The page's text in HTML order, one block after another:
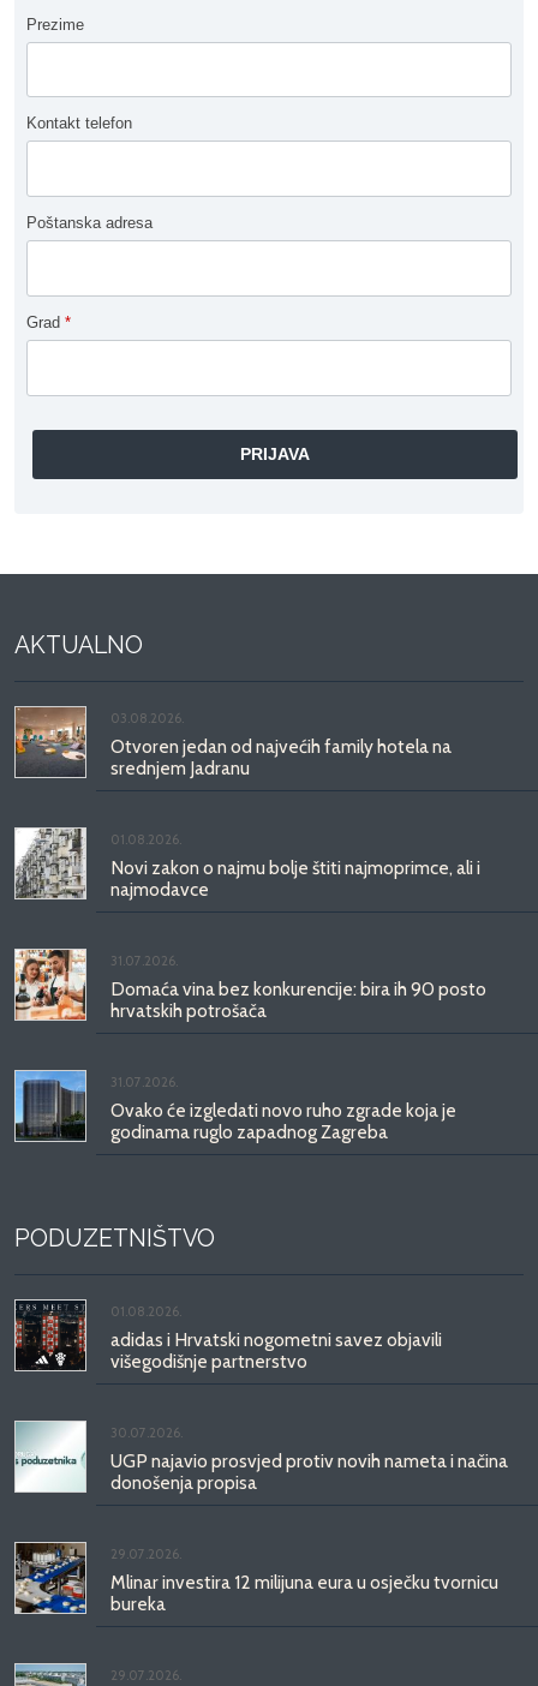
Prezime
Kontakt telefon
Poštanska adresa
Grad *
AKTUALNO
03.08.2026.
Otvoren jedan od najvećih family hotela na
srednjem Jadranu
01.08.2026.
Novi zakon o najmu bolje štiti najmoprimce, ali i
najmodavce
31.07.2026.
Domaća vina bez konkurencije: bira ih 90 posto
hrvatskih potrošača
31.07.2026.
Ovako će izgledati novo ruho zgrade koja je
godinama ruglo zapadnog Zagreba
PODUZETNIŠTVO
01.08.2026.
adidas i Hrvatski nogometni savez objavili
višegodišnje partnerstvo
30.07.2026.
UGP najavio prosvjed protiv novih nameta i načina
donošenja propisa
29.07.2026.
Mlinar investira 12 milijuna eura u osječku tvornicu
bureka
29.07.2026.